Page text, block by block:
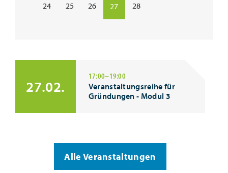
24 25 26 27 28
27.02.
17:00–19:00
Veranstaltungsreihe für
Gründungen - Modul 3
Alle Veranstaltungen